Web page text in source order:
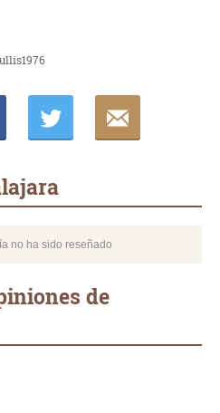
ullis1976
no ha sido reseñado
de